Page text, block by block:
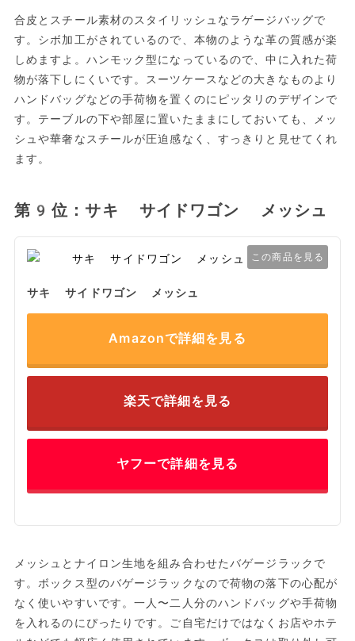
合皮とスチール素材のスタイリッシュなラゲージバッグで
す。シボ加工がされているので、本物のような革の質感が楽
しめますよ。ハンモック型になっているので、中に入れた荷
物が落下しにくいです。スーツケースなどの大きなものより
ハンドバッグなどの手荷物を置くのにピッタリのデザインで
す。テーブルの下や部屋に置いたままにしておいても、メッ
シュや華奢なスチールが圧迫感なく、すっきりと見せてくれ
ます。
第9位：サキ サイドワゴン メッシュ
この商品を見る
サキ サイドワゴン メッシュ
Amazonで詳細を見る
楽天で詳細を見る
ヤフーで詳細を見る
メッシュとナイロン生地を組み合わせたバゲージラックで
す。ボックス型のバゲージラックなので荷物の落下の心配が
なく使いやすいです。一人〜二人分のハンドバッグや手荷物
を入れるのにぴったりです。ご自宅だけではなくお店やホテ